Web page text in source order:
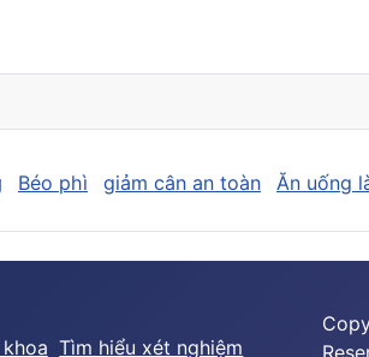
Béo phì giảm cân an toàn Ăn uống
Tìm hiểu xét nghiệm